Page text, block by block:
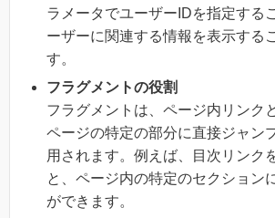
ラメータでユーザーIDを指定する
ーザーに関連する情報を表示する
す。
フラグメントの役割
フラグメントは、ページ内リンク
ページの特定の部分に直接ジャン
用されます。例えば、目次リンク
と、ページ内の特定のセクション
ができます。